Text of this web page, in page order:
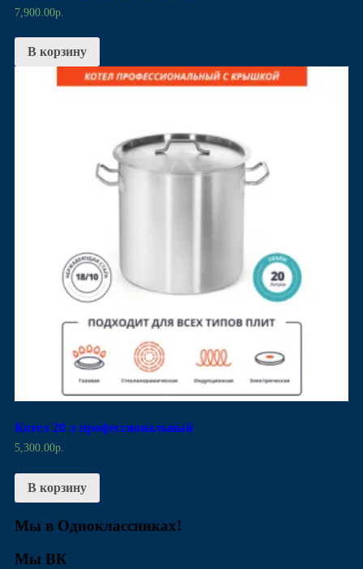
7,900.00р.
В корзину
Котел 20 л профессиональный
5,300.00р.
В корзину
Мы в Одноклассниках!
Мы ВК